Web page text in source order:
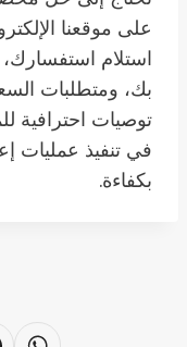
على موقعنا
استلام
بك، ومتطلبات
توصيات احترافية
في تنفيذ عمليات
بكفاءة.